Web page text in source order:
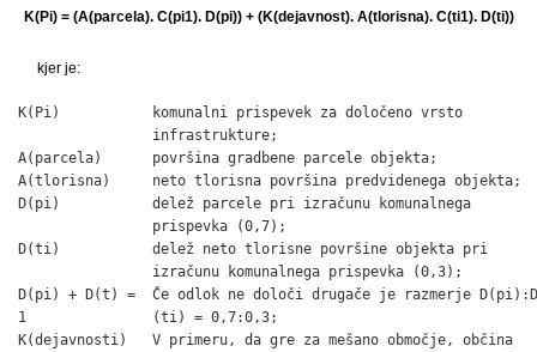
K(Pi) = (A(parcela). C(pi1). D(pi)) + (K(dejavnost). A(tlorisna). C(ti1). D(ti))
kjer je:
K(Pi)           komunalni prispevek za določeno vrsto
                infrastrukture;
A(parcela)      površina gradbene parcele objekta;
A(tlorisna)     neto tlorisna površina predvidenega objekta;
D(pi)           delež parcele pri izračunu komunalnega
                prispevka (0,7);
D(ti)           delež neto tlorisne površine objekta pri
                izračunu komunalnega prispevka (0,3);
D(pi) + D(t) =  Če odlok ne določi drugače je razmerje D(pi):D
1               (ti) = 0,7:0,3;
K(dejavnosti)   V primeru, da gre za mešano območje, občina